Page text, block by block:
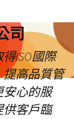
司
ISO國際
高品質管
心的服
客戶臨